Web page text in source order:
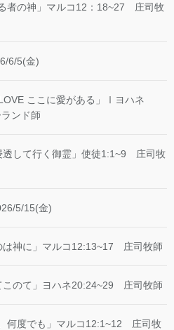
者の神」マルコ12：18~27 庄司牧
6/5(金)
ここに愛がある」Ⅰヨハネ
ンド師
透して行く御霊」使徒1:1~9 庄司牧
5/15(金)
は神に」マルコ12:13~17 庄司牧師
このて」ヨハネ20:24~29 庄司牧師
何度でも」マルコ12:1~12 庄司牧